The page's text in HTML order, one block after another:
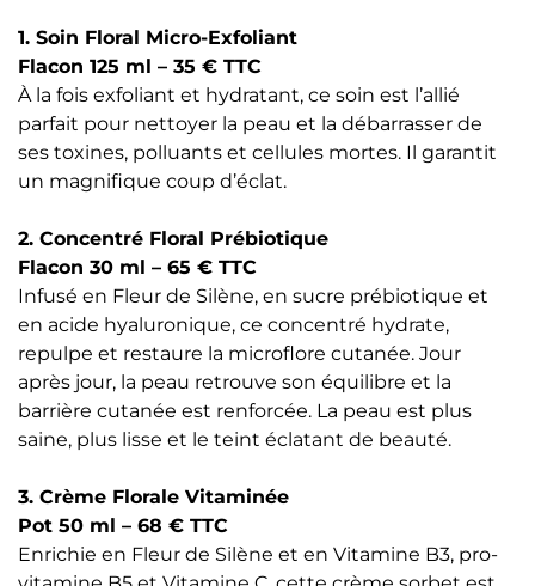
1. Soin Floral Micro-Exfoliant
Flacon 125 ml – 35 € TTC
À la fois exfoliant et hydratant, ce soin est l’allié
parfait pour nettoyer la peau et la débarrasser de
ses toxines, polluants et cellules mortes. Il garantit
un magnifique coup d’éclat.
2. Concentré Floral Prébiotique
Flacon 30 ml – 65 € TTC
Infusé en Fleur de Silène, en sucre prébiotique et
en acide hyaluronique, ce concentré hydrate,
repulpe et restaure la microflore cutanée. Jour
après jour, la peau retrouve son équilibre et la
barrière cutanée est renforcée. La peau est plus
saine, plus lisse et le teint éclatant de beauté.
3. Crème Florale Vitaminée
Pot 50 ml – 68 € TTC
Enrichie en Fleur de Silène et en Vitamine B3, pro-